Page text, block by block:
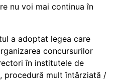
nu voi mai continua în
a adoptat legea care
concursurilor
în institutele de
procedură mult întârziată /